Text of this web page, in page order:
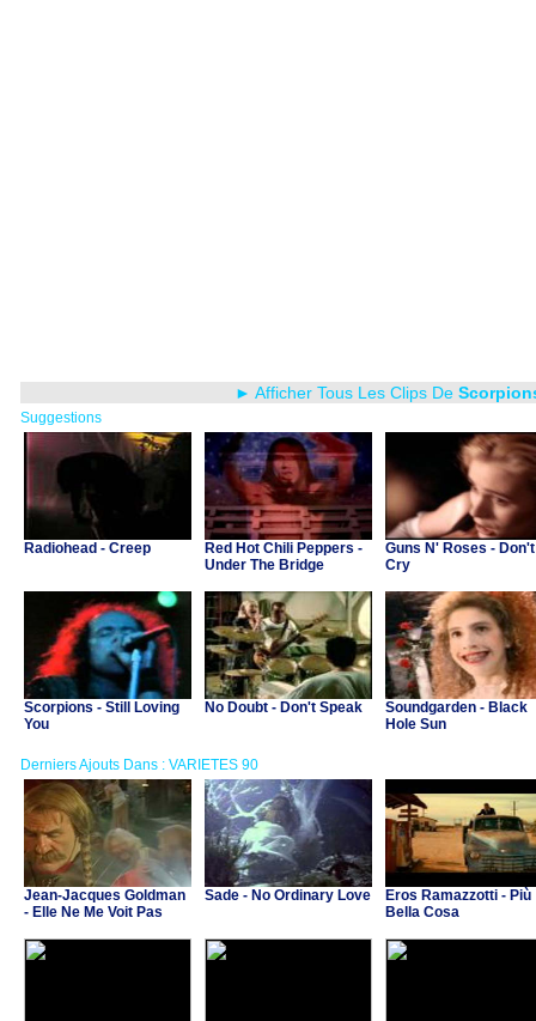
► Afficher Tous Les Clips De
Suggestions
Radiohead - Creep
Red Hot Chili Peppers -
Under The Bridge
Guns N' Roses - Don't
Cry
Scorpions - Still Loving
You
No Doubt - Don't Speak
Soundgarden - Black
Hole Sun
Derniers Ajouts Dans : VARIETES 90
Jean-Jacques Goldman
- Elle Ne Me Voit Pas
contre Cesar")
Sade - No Ordinary Love
Eros Ramazzotti - Più
Bella Cosa